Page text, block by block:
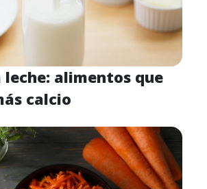
leche: alimentos que
calcio